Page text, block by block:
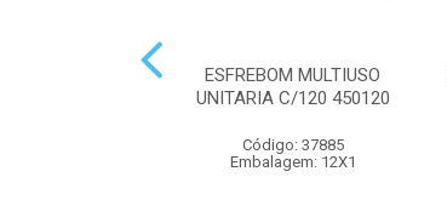
ESFREBOM MULTIUSO
UNITARIA C/120 450120
Código: 37885
Embalagem: 12X1